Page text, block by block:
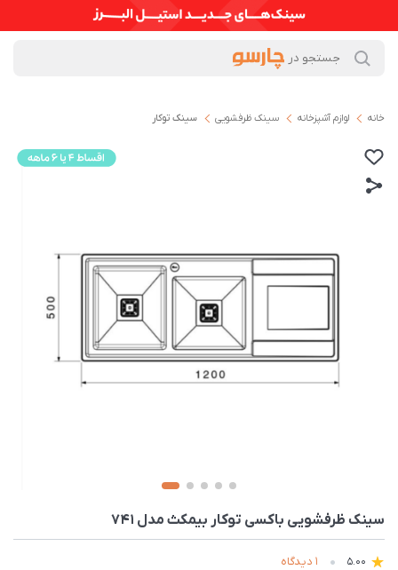
خانه لوازم آشپزخانه سینک ظرفشویی سینک توکار
سینک ظرفشویی باکسی توکار بیمکث مدل 741
5.00 1 دیدگاه